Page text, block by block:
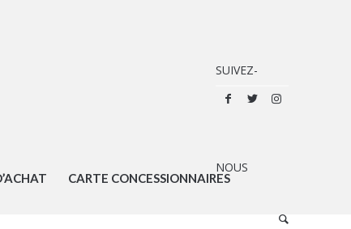
CARTE CONCESSIONNAIRES